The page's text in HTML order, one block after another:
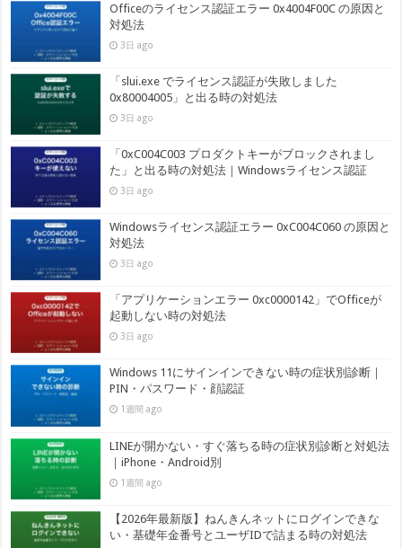
Officeのライセンス認証エラー 0x4004F00C の原因と
対処法
3日 ago
「slui.exe でライセンス認証が失敗しました
0x80004005」と出る時の対処法
3日 ago
「0xC004C003 プロダクトキーがブロックされまし
た」と出る時の対処法｜Windowsライセンス認証
3日 ago
Windowsライセンス認証エラー 0xC004C060 の原因と
対処法
3日 ago
「アプリケーションエラー 0xc0000142」でOfficeが
起動しない時の対処法
3日 ago
Windows 11にサインインできない時の症状別診断｜
PIN・パスワード・顔認証
1週間 ago
LINEが開かない・すぐ落ちる時の症状別診断と対処法
｜iPhone・Android別
1週間 ago
【2026年最新版】ねんきんネットにログインできな
い・基礎年金番号とユーザIDで詰まる時の対処法